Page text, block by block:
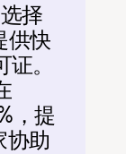
择
供快
。
，提
协助